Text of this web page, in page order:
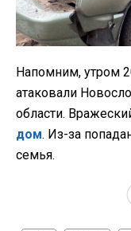
Напомним, утром
атаковали
области.
дом. Из-за
семья.